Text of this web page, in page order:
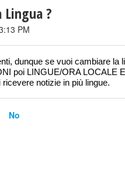
Lingua ?
PM
dunque se vuoi cambiare
poi LINGUE/ORA LOCALE
notizie in più lingue.
No